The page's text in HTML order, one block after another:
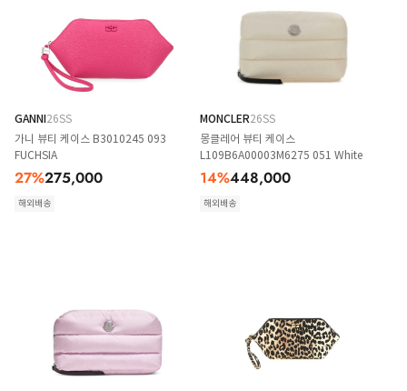
GANNI26SS
가니 뷰티 케이스 B3010245 093
FUCHSIA
27%275,000
해외배송
MONCLER26SS
몽클레어 뷰티 케이스
L109B6A00003M6275 051 White
14%448,000
해외배송